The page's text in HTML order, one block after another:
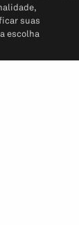
suas
escolha